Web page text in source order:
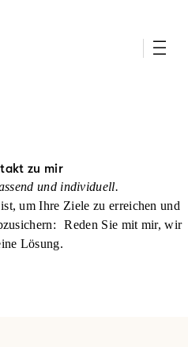
zu mir
und individuell.
um Ihre Ziele zu erreichen und
Reden Sie mit mir, wir
Lösung.